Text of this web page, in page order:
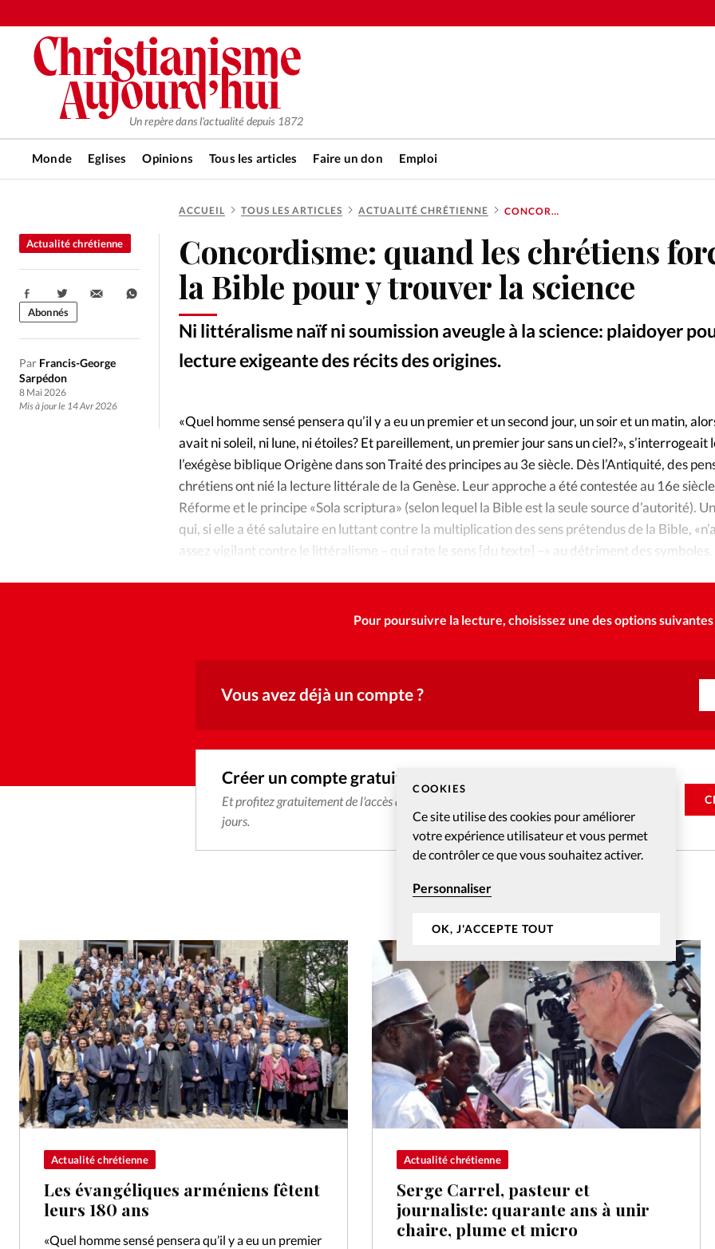
COOKIES
Ce site utilise des cookies pour améliorer
votre expérience utilisateur et vous permet
de contrôler ce que vous souhaitez activer.
Personnaliser
OK, J'ACCEPTE TOUT
Un repère dans l'actualité depuis 1872
Monde Eglises Opinions Tous les articles Faire un don Emploi
RUBRIQUES
Tous les articles
Actualité chrétienne
Actualité internationale
Chronique
Culture
Dossier Eglises
Foi
Génération réveil
Relations Aujourd'hui
Tour du monde des Eglises
Vécu Vie Intérieure
Les
La
Mon
Nous
Emploi
ACCUEIL TOUS LES ARTICLES ACTUALITÉ CHRÉTIENNE CONCORDISME: QUAND LES CHRÉTIENS FORCENT LA BIBLE POUR Y TROUVER LA SCIENCE
Concordisme: quand les chrétiens
la Bible pour y trouver la science
Ni littéralisme naïf ni soumission aveugle à la science: plaidoyer
lecture exigeante des récits des origines.
Actualité chrétienne
Par Francis-George
Sarpédon
8 Mai 2026
Mis à jour le 14 Avr 2026
Partager:
Abonnés
«Quel homme sensé pensera qu’il y a eu un premier et un second jour, un soir et un matin,
avait ni soleil, ni lune, ni étoiles? Et pareillement, un premier jour sans un ciel?», s’interrogeait
l’exégèse biblique Origène dans son Traité des principes au 3e siècle. Dès l’Antiquité, des
chrétiens ont nié la lecture littérale de la Genèse. Leur approche a été contestée au 16e
Réforme et le principe «Sola scriptura» (selon lequel la Bible est la seule source d’autorité).
qui, si elle a été salutaire en luttant contre la multiplication des sens prétendus de la Bible,
assez vigilant contre le littéralisme – qui rate le sens [du texte] –» au détriment des symboles,
Pour poursuivre la lecture, choisissez une des options suivantes
Vous avez déjà un compte ?
Créer un compte gratuitement
Et profitez gratuitement de l'accès aux articles web réservés aux abonnés pendant 14
jours.
Actualité chrétienne
Les évangéliques arméniens fêtent
leurs 180 ans
«Quel homme sensé pensera qu’il y a eu un premier
Actualité chrétienne
Serge Carrel, pasteur et
journaliste: quarante ans à unir
chaire, plume et micro